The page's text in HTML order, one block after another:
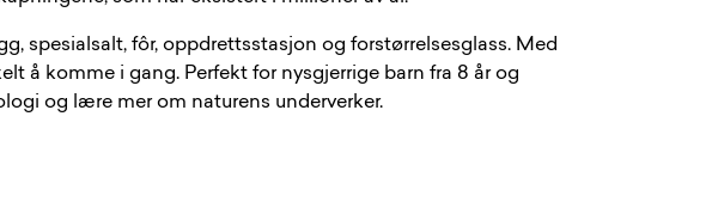
spesialsalt, fôr, oppdrettsstasjon og forstørrelsesglass. Med
å komme i gang. Perfekt for nysgjerrige barn fra 8 år og
og lære mer om naturens underverker.